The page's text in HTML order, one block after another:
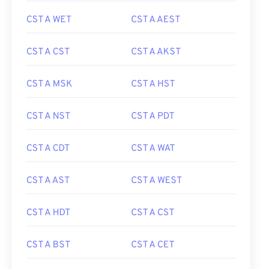
CST A WET CST A AEST
CST A CST CST A AKST
CST A MSK CST A HST
CST A NST CST A PDT
CST A CDT CST A WAT
CST A AST CST A WEST
CST A HDT CST A CST
CST A BST CST A CET